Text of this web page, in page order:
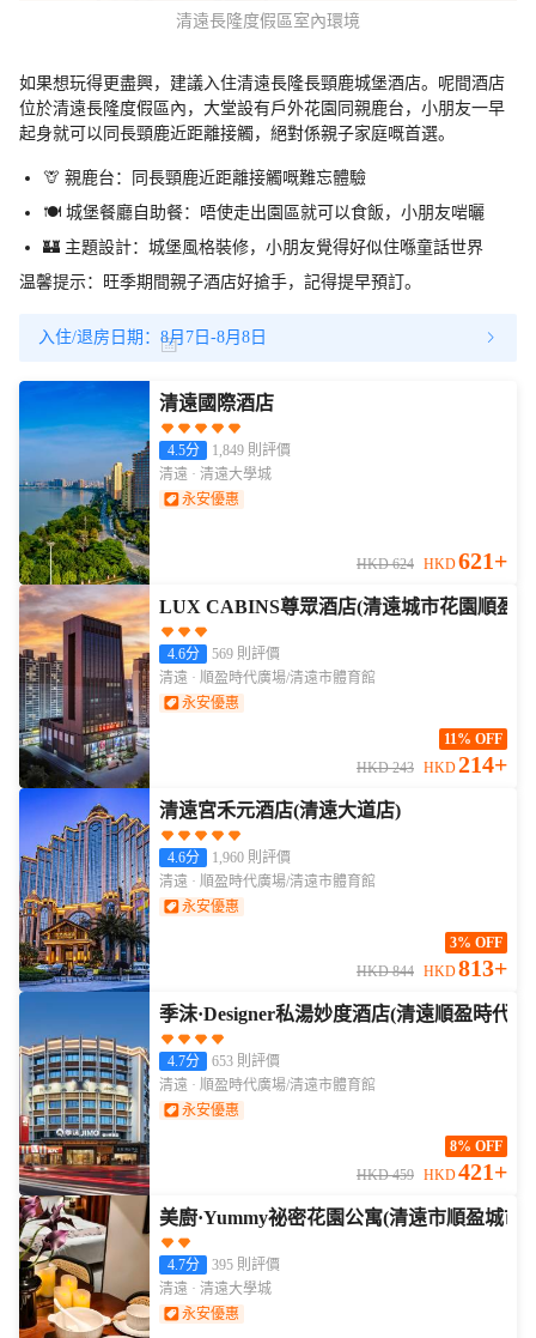
清遠長隆度假區室內環境
如果想玩得更盡興，建議入住清遠長隆長頸鹿城堡酒店。呢間酒店
位於清遠長隆度假區內，大堂設有戶外花園同親鹿台，小朋友一早
起身就可以同長頸鹿近距離接觸，絕對係親子家庭嘅首選。
🦒 親鹿台：同長頸鹿近距離接觸嘅難忘體驗
🍽️ 城堡餐廳自助餐：唔使走出園區就可以食飯，小朋友啱曬
🏰 主題設計：城堡風格裝修，小朋友覺得好似住喺童話世界
温馨提示：旺季期間親子酒店好搶手，記得提早預訂。
入住/退房日期： 8月7日-8月8日
清遠國際酒店
4.5分
1,849 則評價
清遠 · 清遠大學城
永安優惠
HKD 624 HKD621+
LUX CABINS尊眾酒店(清遠城市花園順盈
4.6分
569 則評價
清遠 · 順盈時代廣場/清遠市體育館
永安優惠
HKD 243
11% OFF
HKD214+
清遠宮禾元酒店(清遠大道店)
4.6分
1,960 則評價
清遠 · 順盈時代廣場/清遠市體育館
永安優惠
HKD 844
3% OFF
HKD813+
季沫·Designer私湯妙度酒店(清遠順盈時代
4.7分
653 則評價
清遠 · 順盈時代廣場/清遠市體育館
永安優惠
HKD 459
8% OFF
HKD421+
美廚·Yummy祕密花園公寓(清遠市順盈城市
4.7分
395 則評價
清遠 · 清遠大學城
永安優惠